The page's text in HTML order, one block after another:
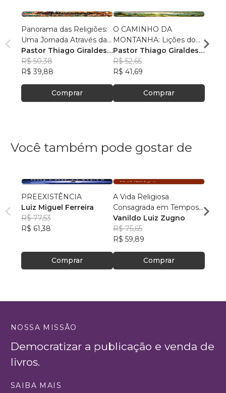
Panorama das Religiões:
Uma Jornada Através da
Diversidade Espiritual
Pastor Thiago Giraldes
Sanchez
R$ 50,38
R$ 39,88
Comprar
O CAMINHO DA
MONTANHA: Lições do
Sermão de Jesus
Pastor Thiago Giraldes
Sanchez
R$ 52,65
R$ 41,69
Comprar
O
no
Você também pode gostar de
PREEXISTÊNCIA
Luiz Miguel Ferreira
R$ 77,53
R$ 61,38
Comprar
A Vida Religiosa
Consagrada em Tempos
de Papa Francisco
Vanildo Luiz Zugno
R$ 75,65
R$ 59,89
Comprar
NOSSA MISSÃO
Democratizar a publicação e venda de
livros.
SAIBA MAIS